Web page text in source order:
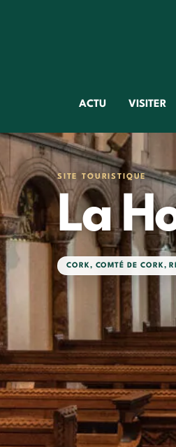
ACTU VISITER
SITE TOURISTIQUE
La
CORK, COMTÉ DE CORK,